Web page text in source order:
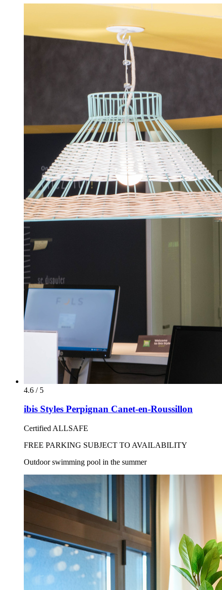
4.6 / 5
ibis Styles Perpignan Canet-en-Roussillon
Certified ALLSAFE
FREE PARKING SUBJECT TO AVAILABILITY
Outdoor swimming pool in the summer